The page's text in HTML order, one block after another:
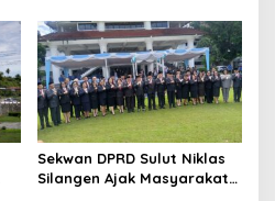
Meninggal Dunia
Sekwan DPRD Sulut Niklas
Silangen Ajak Masyarakat